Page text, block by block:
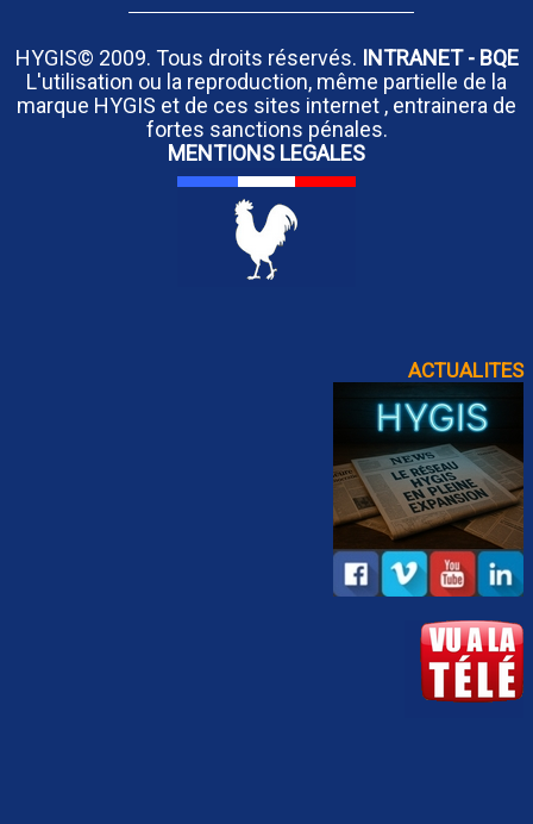
HYGIS© 2009. Tous droits réservés. INTRANET- BQE
L'utilisation ou la reproduction, même partielle de la
marque HYGIS et de ces sites internet , entrainera de
fortes sanctions pénales.
MENTIONS LEGALES
ACTUALITES